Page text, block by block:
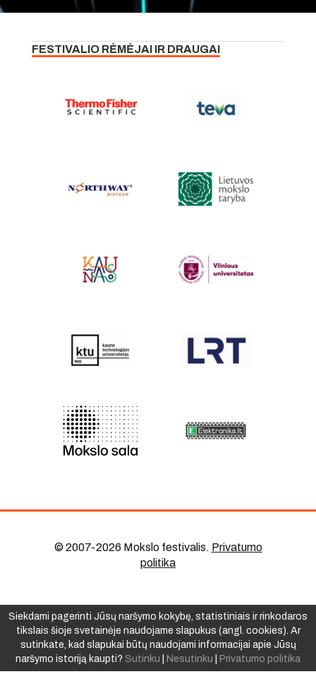
FESTIVALIO RĖMĖJAI IR DRAUGAI
© 2007-2026 Mokslo festivalis. Privatumo
politika
Siekdami pagerinti Jūsų naršymo kokybę, statistiniais ir rinkodaros
tikslais šioje svetainėje naudojame slapukus (angl. cookies). Ar
sutinkate, kad slapukai būtų naudojami informacijai apie Jūsų
naršymo istoriją kaupti? Sutinku Nesutinku Privatumo politika